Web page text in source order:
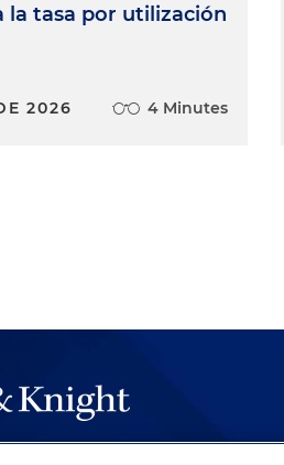
la tasa por utilización
2026 4 Minutes